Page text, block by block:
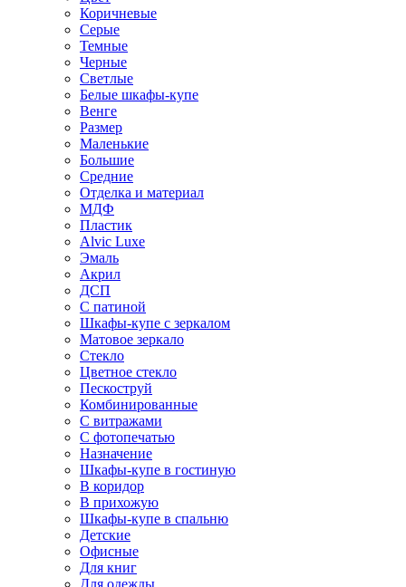
Коричневые
Серые
Темные
Черные
Светлые
Белые шкафы-купе
Венге
Размер
Маленькие
Большие
Средние
Отделка и материал
МДФ
Пластик
Alvic Luxe
Эмаль
Акрил
ДСП
С патиной
Шкафы-купе с зеркалом
Матовое зеркало
Стекло
Цветное стекло
Пескоструй
Комбинированные
С витражами
С фотопечатью
Назначение
Шкафы-купе в гостиную
В коридор
В прихожую
Шкафы-купе в спальню
Детские
Офисные
Для книг
Для одежды